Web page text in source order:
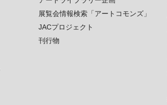
展覧会情報検索「アートコモンズ」
JACプロジェクト
刊行物